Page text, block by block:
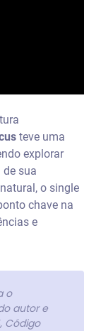
teve uma
explorar
de sua
o single
chave na
e
o
autor e
Código